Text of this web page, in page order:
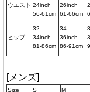
ウエスト 24inch
56-61cm
26inch
61-66cm
ヒップ
32-
34inch
81-86cm
34-
36inch
86-91cm
[メンズ]
Size S M